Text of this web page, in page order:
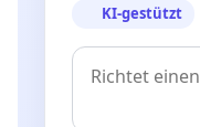
KI-gestützt